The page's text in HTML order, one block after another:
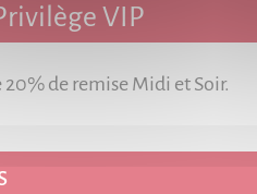
VIP
de remise Midi et Soir.